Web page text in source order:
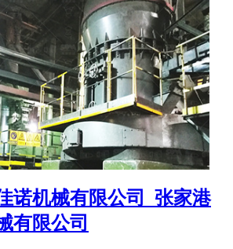
诺机械有限公司_张家港
有限公司